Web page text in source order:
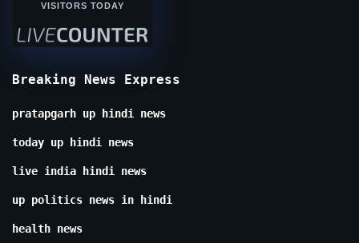
VISITORS TODAY
Breaking News Express
pratapgarh up hindi news
today up hindi news
live india hindi news
up politics news in hindi
health news